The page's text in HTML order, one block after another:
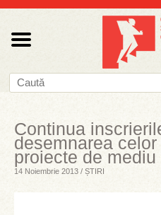
Continua
desemnarea
proiecte de
14 Noiembrie 2013 / ȘTIRI